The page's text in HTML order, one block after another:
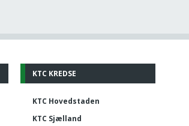
KTC KREDSE
KTC Hovedstaden
KTC Sjælland